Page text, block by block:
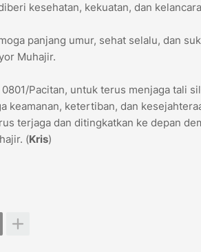
kesehatan, kekuatan, dan
panjang umur, sehat selalu, dan
Muhajir.
Pacitan, untuk terus menjaga tali
ketertiban, dan
terjaga dan ditingkatkan ke depan
(Kris)